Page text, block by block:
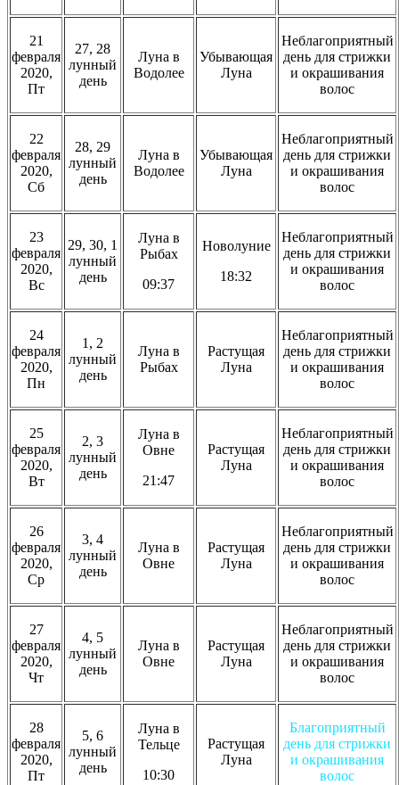
21
февраля
2020,
Пт
27, 28
лунный
день
Луна в
Водолее
Убывающая
Луна
Неблагоприятный
день для стрижки
и окрашивания
волос
22
февраля
2020,
Сб
28, 29
лунный
день
Луна в
Водолее
Убывающая
Луна
Неблагоприятный
день для стрижки
и окрашивания
волос
23
февраля
2020,
Вс
29, 30, 1
лунный
день
Луна в
Рыбах
09:37
Новолуние
18:32
Неблагоприятный
день для стрижки
и окрашивания
волос
24
февраля
2020,
Пн
1, 2
лунный
день
Луна в
Рыбах
Растущая
Луна
Неблагоприятный
день для стрижки
и окрашивания
волос
25
февраля
2020,
Вт
2, 3
лунный
день
Луна в
Овне
21:47
Растущая
Луна
Неблагоприятный
день для стрижки
и окрашивания
волос
26
февраля
2020,
Ср
3, 4
лунный
день
Луна в
Овне
Растущая
Луна
Неблагоприятный
день для стрижки
и окрашивания
волос
27
февраля
2020,
Чт
4, 5
лунный
день
Луна в
Овне
Растущая
Луна
Неблагоприятный
день для стрижки
и окрашивания
волос
28
февраля
2020,
Пт
5, 6
лунный
день
Луна в
Тельце
10:30
Растущая
Луна
Благоприятный
день для стрижки
и окрашивания
волос